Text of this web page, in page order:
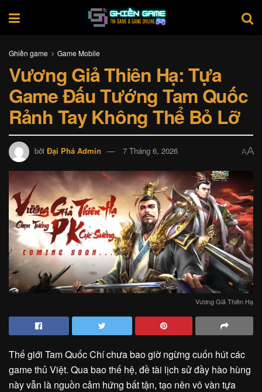
Ghiền game Game Mobile
Vương Giả Thiên Hạ: Tựa
Game Đấu Tướng Tam Quốc
Rảnh Tay Không Thể Bỏ Lỡ
bởi Đại Phá Admin 7 Tháng 6, 2026 AA
Vương Giả Thiên Hạ
Thế giới Tam Quốc Chí chưa bao giờ ngừng cuốn hút các
game thủ Việt. Qua bao thế hệ, đề tài lịch sử đầy hào hùng
này vẫn là nguồn cảm hứng bất tận, tạo nên vô vàn tựa